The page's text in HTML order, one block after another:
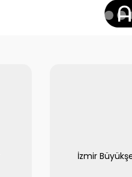
İzmir